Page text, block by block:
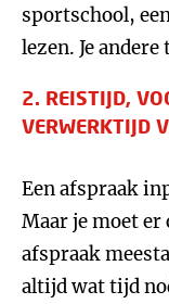
sportschool,
lezen. Je
2. REISTIJD,
VERWERKTIJD
Een afspraak
Maar je moet er
afspraak
altijd wat tijd